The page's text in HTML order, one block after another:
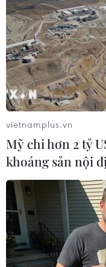
Nhật Bản tiếp
vụ sạt lở ở tỉnh
05/07/2021 09:45
Sau khi cứu được
vietnamplus.vn
Mỹ chi hơn 2 tỷ
khoáng sản nội